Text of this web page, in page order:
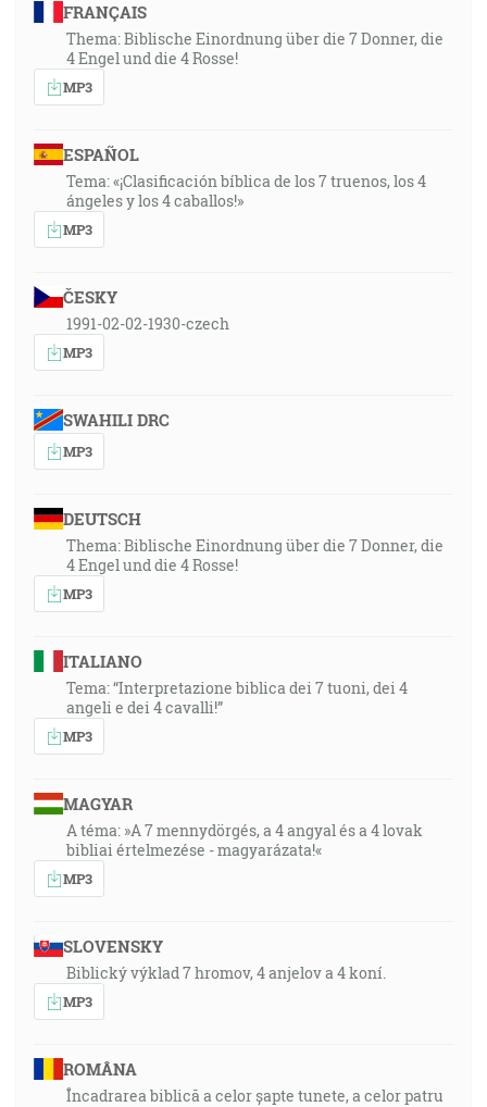
FRANÇAIS
Thema: Biblische Einordnung über die 7 Donner, die
4 Engel und die 4 Rosse!
MP3
ESPAÑOL
Tema: «¡Clasificación bíblica de los 7 truenos, los 4
ángeles y los 4 caballos!»
MP3
ČESKY
1991-02-02-1930-czech
MP3
SWAHILI DRC
MP3
DEUTSCH
Thema: Biblische Einordnung über die 7 Donner, die
4 Engel und die 4 Rosse!
MP3
ITALIANO
Tema: “Interpretazione biblica dei 7 tuoni, dei 4
angeli e dei 4 cavalli!”
MP3
MAGYAR
A téma: »A 7 mennydörgés, a 4 angyal és a 4 lovak
bibliai értelmezése - magyarázata!«
MP3
SLOVENSKY
Biblický výklad 7 hromov, 4 anjelov a 4 koní.
MP3
ROMÂNA
Încadrarea biblică a celor șapte tunete, a celor patru